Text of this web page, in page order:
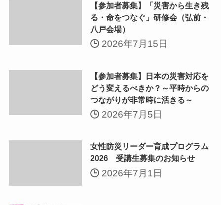
【参加者募集】「災害から生き残
る・命をつなぐ」研修会（弘前・
八戸会場）
2026年7月15日
【参加者募集】日本の災害対応を
どう変えるべきか？～平時からの
つながりが非常時に活きる～
2026年7月5日
女性防災リーダー育成プログラム
2026 受講生募集のお知らせ
2026年7月1日